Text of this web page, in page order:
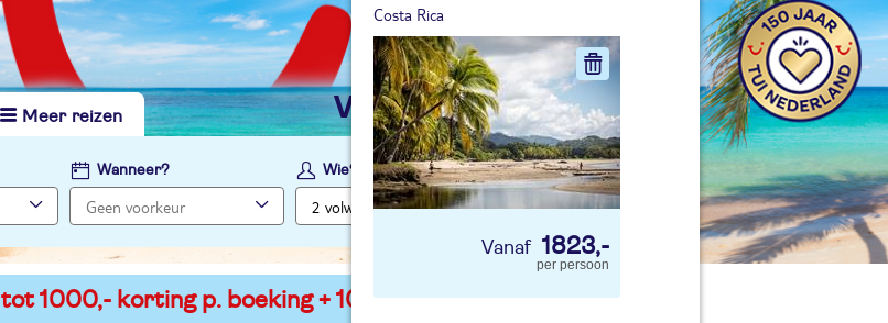
Costa Rica
1823,-
per persoon
Meer reizen vind jouw ideale vakantie
Wanneer? Wie?
Zoeken
tot 1000,- korting p. boeking + 100,- p. kind